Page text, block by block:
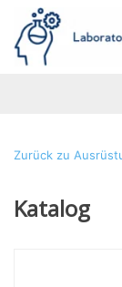
Zurück zu
Katalog